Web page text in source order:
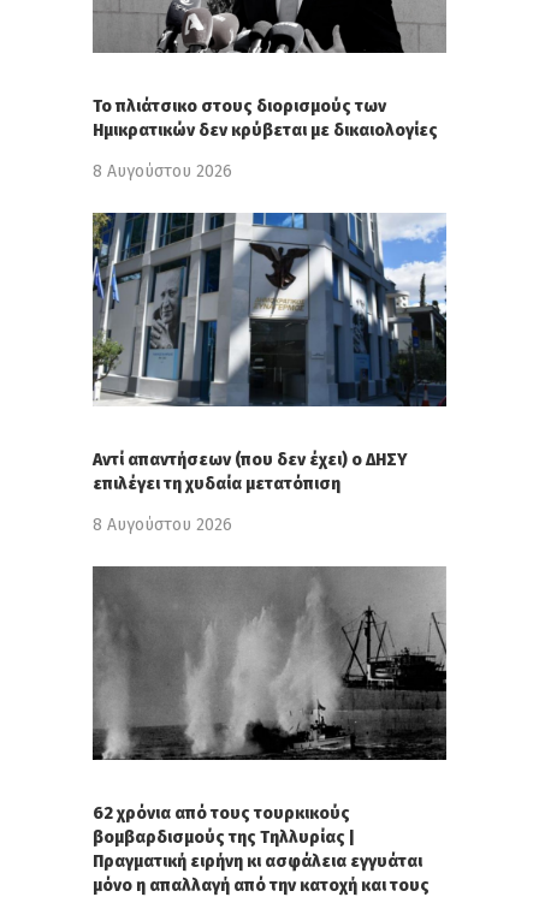
Το πλιάτσικο στους διορισμούς των
Ημικρατικών δεν κρύβεται με δικαιολογίες
8 Αυγούστου 2026
Αντί απαντήσεων (που δεν έχει) ο ΔΗΣΥ
επιλέγει τη χυδαία μετατόπιση
8 Αυγούστου 2026
62 χρόνια από τους τουρκικούς
βομβαρδισμούς της Τηλλυρίας |
Πραγματική ειρήνη κι ασφάλεια εγγυάται
μόνο η απαλλαγή από την κατοχή και τους